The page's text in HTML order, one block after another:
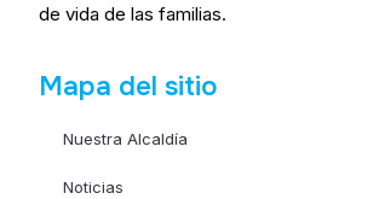
de vida de las familias.
Mapa del sitio
Nuestra Alcaldía
Noticias